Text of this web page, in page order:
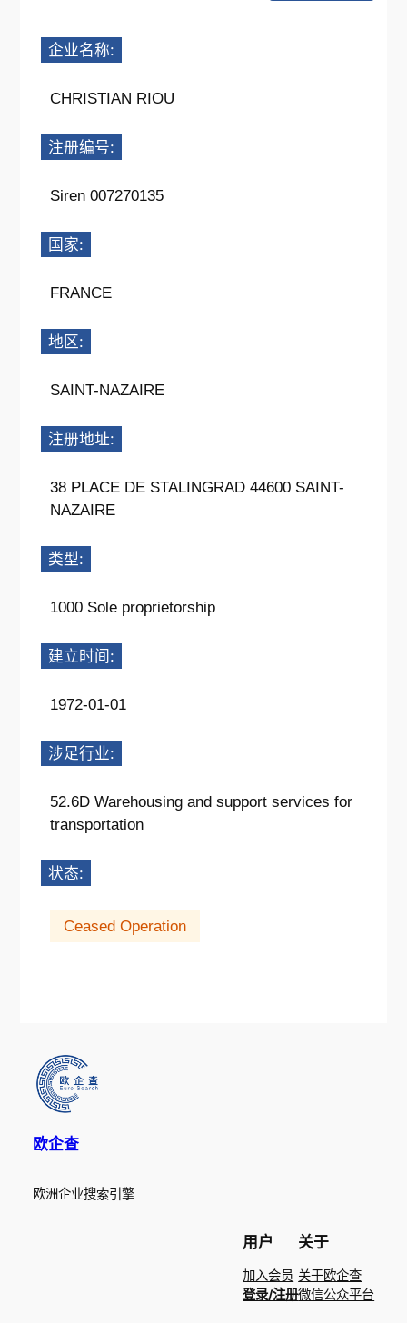
企业名称:
CHRISTIAN RIOU
注册编号:
Siren 007270135
国家:
FRANCE
地区:
SAINT-NAZAIRE
注册地址:
38 PLACE DE STALINGRAD 44600 SAINT-
NAZAIRE
类型:
1000 Sole proprietorship
建立时间:
1972-01-01
涉足行业:
52.6D Warehousing and support services for
transportation
状态:
Ceased Operation
欧企查
欧洲企业搜索引擎
用户
加入会员
登录/注册
关于
关于欧企查
微信公众平台